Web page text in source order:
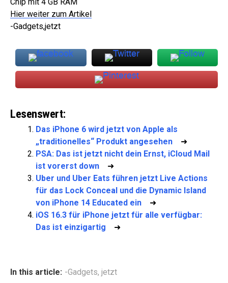
Hier weiter zum Artikel
-Gadgets,jetzt
Lesenswert:
Das iPhone 6 wird jetzt von Apple als
„traditionelles“ Produkt angesehen ➜
PSA: Das ist jetzt nicht dein Ernst, iCloud Mail
ist vorerst down ➜
Uber und Uber Eats führen jetzt Live Actions
für das Lock Conceal und die Dynamic Island
von iPhone 14 Educated ein ➜
iOS 16.3 für iPhone jetzt für alle verfügbar:
Das ist einzigartig ➜
In this article: -Gadgets, jetzt